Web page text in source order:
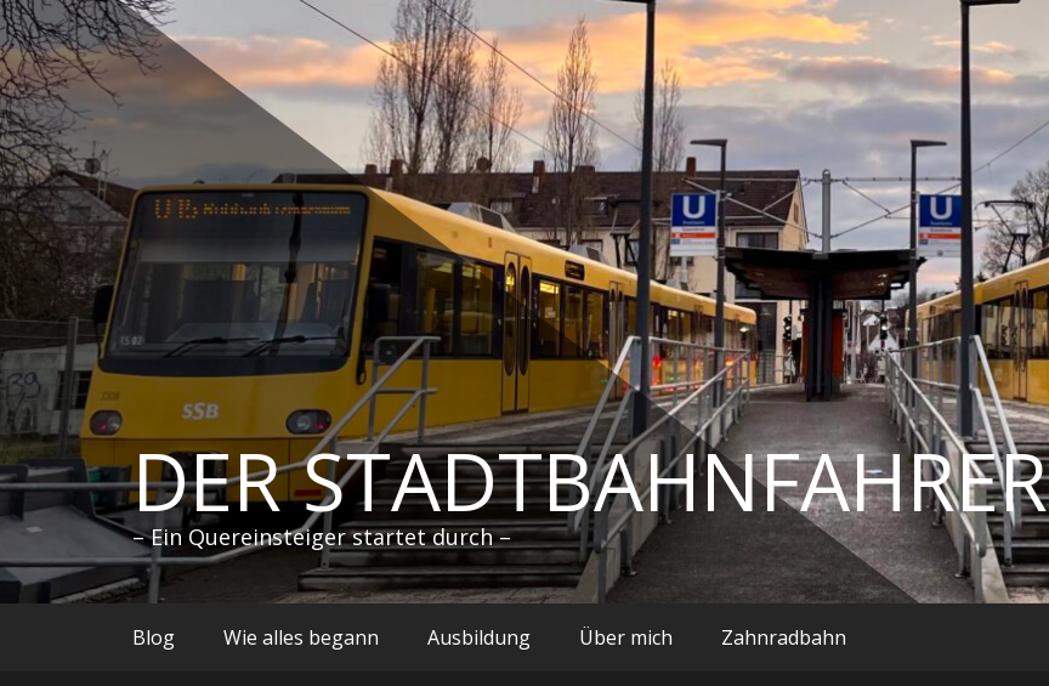
Zum
Inhalt
springen
DER STADTBAHNFAHRER
– Ein Quereinsteiger startet durch –
Blog Wie alles begann Ausbildung Über mich Zahnradbahn